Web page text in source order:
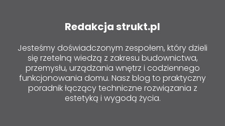
Redakcja strukt.pl
Jesteśmy doświadczonym zespołem, który dzieli
się rzetelną wiedzą z zakresu budownictwa,
przemysłu, urządzania wnętrz i codziennego
funkcjonowania domu. Nasz blog to praktyczny
poradnik łączący techniczne rozwiązania z
estetyką i wygodą życia.